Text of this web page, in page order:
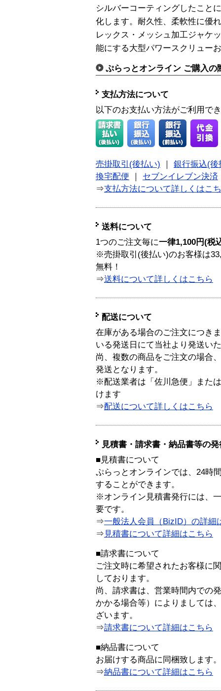
シルバーコーティングしたこと
化します。耐久性、柔軟性に優
レックス・メッシュ加工ジャケ
能にする大型パワースクリュー
ぷらっとオンライン ご購入の
支払方法について
以下のお支払い方法がご利用で
売掛取引(後払い)
銀行振込(後
換宅配便
セブンイレブン決済
⇒支払方法について詳しくはこ
送料について
1つのご注文毎に一律1,100円(税
※売掛取引(後払い)のお客様は
無料！
⇒送料について詳しくはこちら
配送について
在庫がある場合のご注文につき
いる発送日にて当社より発送い
尚、複数の商品をご注文の場合
発送となります。
※配送業者は「佐川急便」また
けます
⇒配送について詳しくはこちら
見積書・請求書・納品書等の
■見積書について
ぷらっとオンラインでは、24時
することができます。
※オンライン見積書発行には、
要です。
⇒一般法人会員（BizID）の詳細
⇒ 見積書について詳細はこちら
■請求書について
ご注文時に希望されたお客様に
しております。
尚、請求書は、営業時間内での
かかる場合等）によりましては
ざいます。
⇒請求書について詳細はこちら
■納品書について
お届けする商品に同梱致します。
⇒納品書について詳細はこちら